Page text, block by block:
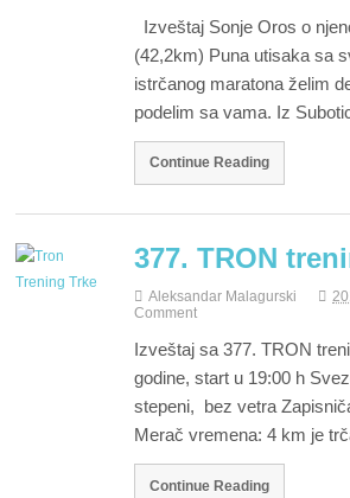
Izveštaj Sonje Oros o
(42,2km) Puna utisaka sa
istrčanog maratona želim
podelim sa vama. Iz
Continue Reading
377. TRON
Aleksandar Malagurski
Comment
Izveštaj sa 377. TRON
godine, start u 19:00 h
stepeni, bez vetra
Merač vremena: 4 km je
Continue Reading